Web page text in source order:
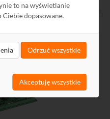
to na wyświetlanie
Ciebie dopasowane.
Odrzuć wszystkie
Akceptuję wszystkie